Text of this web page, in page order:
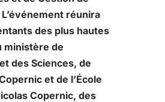
L’événement réunira
des plus hautes
ministère de
des Sciences, de
et de l’École
Copernic, des